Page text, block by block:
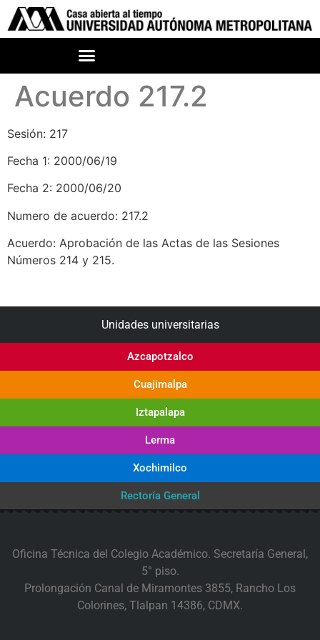
Acuerdo 217.2
Sesión: 217
Fecha 1: 2000/06/19
Fecha 2: 2000/06/20
Numero de acuerdo: 217.2
Acuerdo: Aprobación de las Actas de las Sesiones
Números 214 y 215.
Unidades universitarias
Azcapotzalco
Cuajimalpa
Iztapalapa
Lerma
Xochimilco
Rectoría General
Oficina Técnica del Colegio Académico. Secretaría General,
5° piso.
Prolongación Canal de Miramontes 3855, Rancho Los
Colorines, Tlalpan 14386, CDMX.